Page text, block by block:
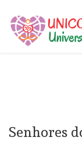
Senhores